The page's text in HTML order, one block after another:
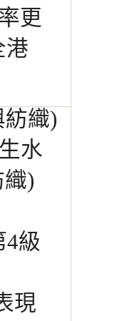
更
港
織)
水
)
4級
現